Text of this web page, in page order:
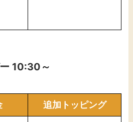
10:30～
追加トッピング